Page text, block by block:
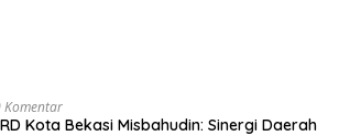
Komentar
Kota Bekasi Misbahudin: Sinergi Daerah